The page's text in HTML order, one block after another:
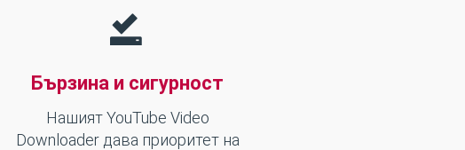
Бързина и сигурност
Нашият YouTube Video
Downloader дава приоритет на